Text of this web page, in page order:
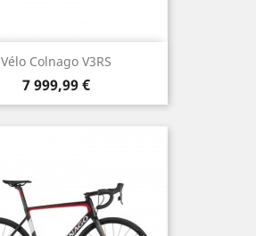
Vélo Colnago V3RS
Prix
7 999,99 €